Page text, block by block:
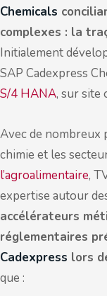
Chemicals
complexes : la
Initialement
SAP Cadexpress
S/4 HANA, sur site
Avec de nombreux
chimie et les
l’agroalimentaire,
expertise autour
accélérateurs
réglementaires
Cadexpress lors
que :